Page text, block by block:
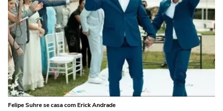
Felipe Suhre se casa com Erick Andrade